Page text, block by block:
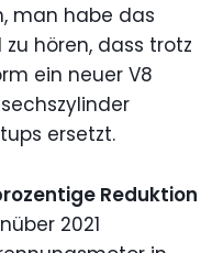
man habe das
hören, dass trotz
ein neuer V8
ersetzt.
Reduktion
2021